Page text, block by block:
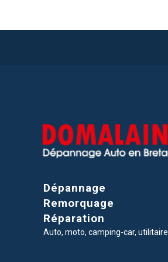
Dépannage
Remorquage
Réparation
Auto, moto, camping-car, utilitaire